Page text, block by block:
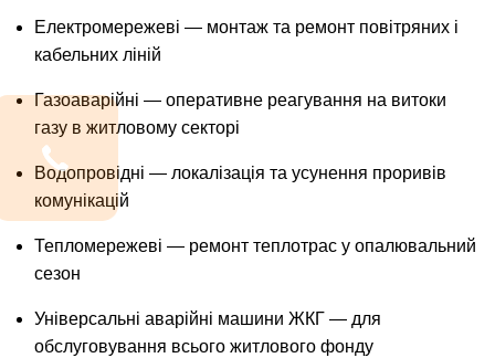
Електромережеві — монтаж та ремонт повітряних і
кабельних ліній
Газоаварійні — оперативне реагування на витоки
газу в житловому секторі
Водопровідні — локалізація та усунення проривів
комунікацій
Тепломережеві — ремонт теплотрас у опалювальний
сезон
Універсальні аварійні машини ЖКГ — для
обслуговування всього житлового фонду